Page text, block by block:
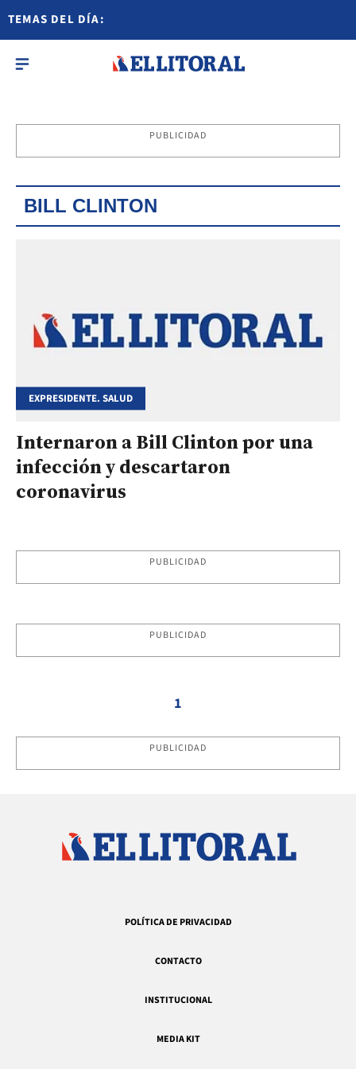
TEMAS DEL DÍA:
PUBLICIDAD
BILL CLINTON
EXPRESIDENTE. SALUD
Internaron a Bill Clinton por una
infección y descartaron
coronavirus
PUBLICIDAD
PUBLICIDAD
1
PUBLICIDAD
POLÍTICA DE PRIVACIDAD
CONTACTO
INSTITUCIONAL
MEDIA KIT